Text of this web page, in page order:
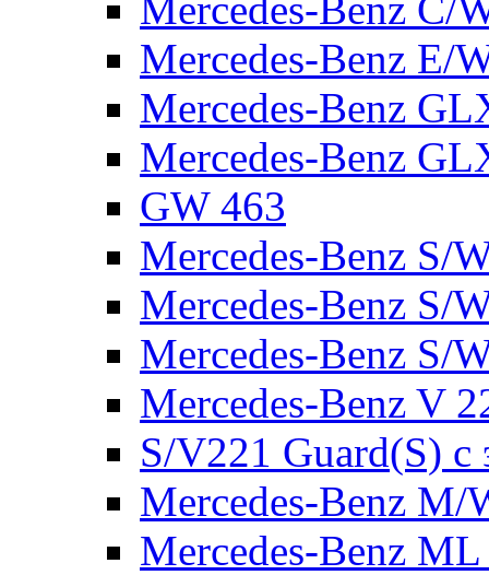
Mercedes-Benz E/
Mercedes-Benz
Mercedes-Benz
GW 463
Mercedes-Benz S/
Mercedes-Benz S/
Mercedes-Benz S/
Mercedes-Benz V
S/V221 Guard(S) с
Mercedes-Benz M/
Mercedes-Benz